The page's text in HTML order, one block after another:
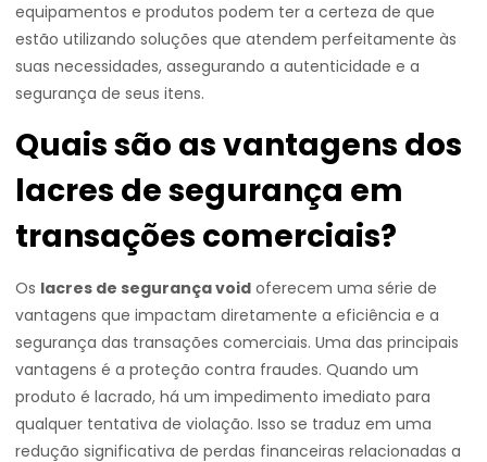
equipamentos e produtos podem ter a certeza de que
estão utilizando soluções que atendem perfeitamente às
suas necessidades, assegurando a autenticidade e a
segurança de seus itens.
Quais são as vantagens dos
lacres de segurança em
transações comerciais?
Os lacres de segurança void oferecem uma série de
vantagens que impactam diretamente a eficiência e a
segurança das transações comerciais. Uma das principais
vantagens é a proteção contra fraudes. Quando um
produto é lacrado, há um impedimento imediato para
qualquer tentativa de violação. Isso se traduz em uma
redução significativa de perdas financeiras relacionadas a